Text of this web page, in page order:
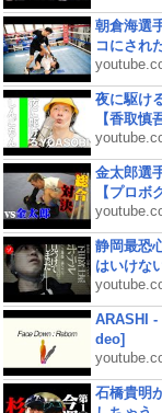
朝倉海選
コにされ
夜に駆け
【香取慎
金太郎選
【プロボ
静岡最恐
はいけな
ARASHI
deo]
石橋貴明